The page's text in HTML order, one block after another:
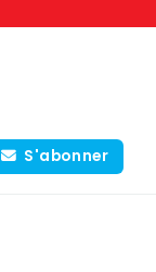
S'abonner